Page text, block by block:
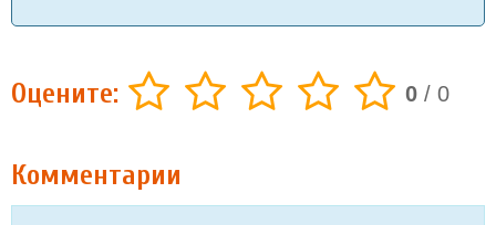
Оцените: 0 / 0
Комментарии